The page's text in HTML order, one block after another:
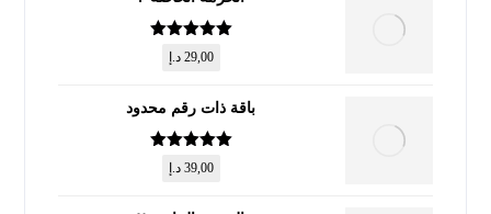
تم التقييم
من 5
29,00 د.إ
باقة ذات رقم محدود
تم التقييم
من 5
39,00 د.إ